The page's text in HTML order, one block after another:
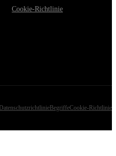
Cookie-Richtlinie
Datenschutzrichtlinie BegriffeCookie-Richtlinie